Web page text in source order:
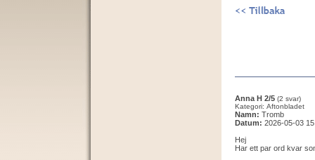
Anna H 2/5 (2 svar)
Kategori: Aftonbladet
Namn: Tromb
Datum: 2026-05-03
Hej
Har ett par ord kvar